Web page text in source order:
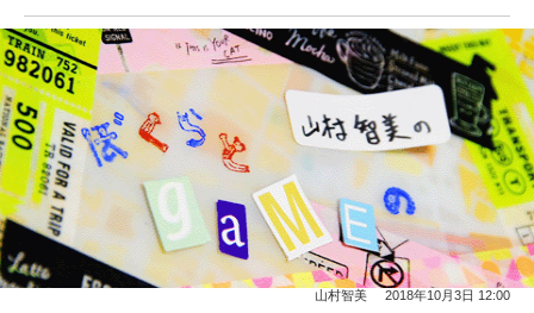
山村智美 2018年10月3日 12:00